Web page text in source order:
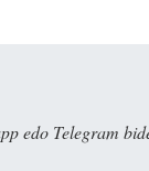
edo Telegram